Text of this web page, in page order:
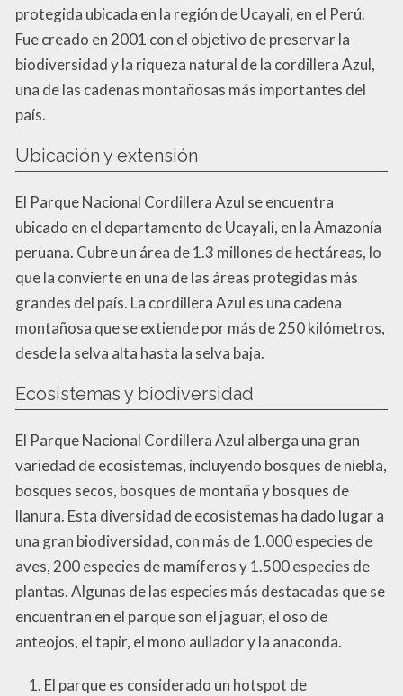
protegida ubicada en la región de Ucayali, en el Perú.
Fue creado en 2001 con el objetivo de preservar la
biodiversidad y la riqueza natural de la cordillera Azul,
una de las cadenas montañosas más importantes del
país.
Ubicación y extensión
El Parque Nacional Cordillera Azul se encuentra
ubicado en el departamento de Ucayali, en la Amazonía
peruana. Cubre un área de 1.3 millones de hectáreas, lo
que la convierte en una de las áreas protegidas más
grandes del país. La cordillera Azul es una cadena
montañosa que se extiende por más de 250 kilómetros,
desde la selva alta hasta la selva baja.
Ecosistemas y biodiversidad
El Parque Nacional Cordillera Azul alberga una gran
variedad de ecosistemas, incluyendo bosques de niebla,
bosques secos, bosques de montaña y bosques de
llanura. Esta diversidad de ecosistemas ha dado lugar a
una gran biodiversidad, con más de 1.000 especies de
aves, 200 especies de mamíferos y 1.500 especies de
plantas. Algunas de las especies más destacadas que se
encuentran en el parque son el jaguar, el oso de
anteojos, el tapir, el mono aullador y la anaconda.
El parque es considerado un hotspot de